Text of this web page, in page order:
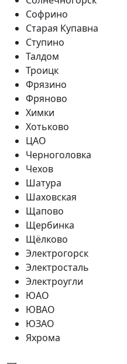
Софрино
Старая Купавна
Ступино
Талдом
Троицк
Фрязино
Фряново
Химки
Хотьково
ЦАО
Черноголовка
Чехов
Шатура
Шаховская
Щапово
Щербинка
Щёлково
Электрогорск
Электросталь
Электроугли
ЮАО
ЮВАО
ЮЗАО
Яхрома